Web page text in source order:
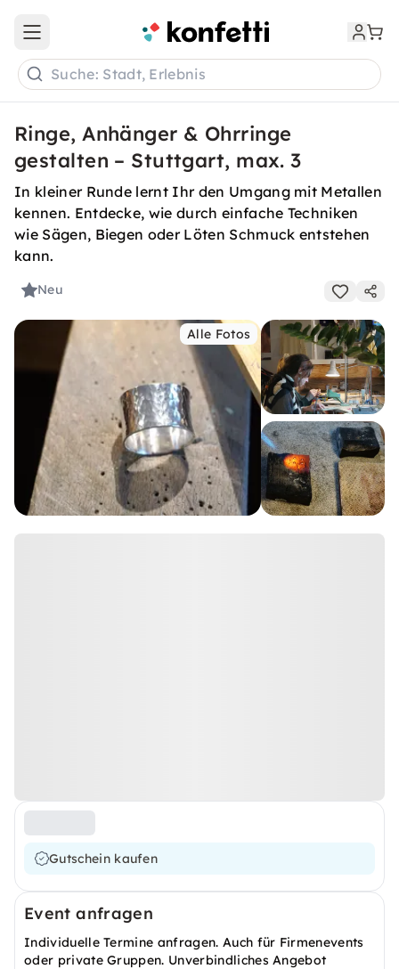
Open main menu
Suche: Stadt, Erlebnis
Ringe, Anhänger & Ohrringe
gestalten – Stuttgart, max. 3
In kleiner Runde lernt Ihr den Umgang mit Metallen
kennen. Entdecke, wie durch einfache Techniken
wie Sägen, Biegen oder Löten Schmuck entstehen
kann.
Neu
Alle Fotos
Gutschein kaufen
Event anfragen
Individuelle Termine anfragen. Auch für Firmenevents
oder private Gruppen. Unverbindliches Angebot